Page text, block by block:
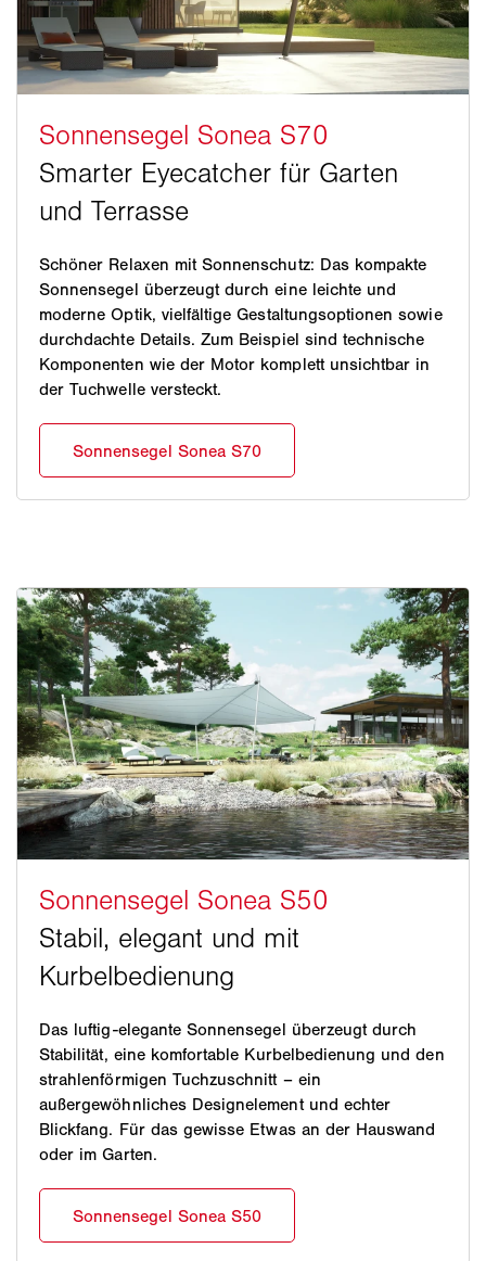
Schöner Relaxen mit Sonnenschutz: Das kompakte
Sonnensegel überzeugt durch eine leichte und
moderne Optik, vielfältige Gestaltungsoptionen sowie
durchdachte Details. Zum Beispiel sind technische
Komponenten wie der Motor komplett unsichtbar in
der Tuchwelle versteckt.
Das luftig-elegante Sonnensegel überzeugt durch
Stabilität, eine komfortable Kurbelbedienung und den
strahlenförmigen Tuchzuschnitt – ein
außergewöhnliches Designelement und echter
Blickfang. Für das gewisse Etwas an der Hauswand
oder im Garten.